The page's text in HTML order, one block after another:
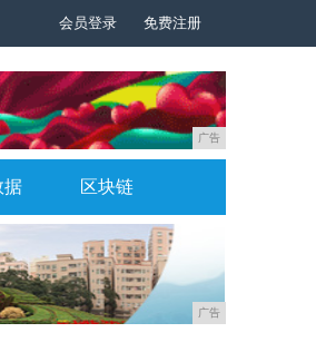
会员登录 免费注册
广告
据 区块链
广告